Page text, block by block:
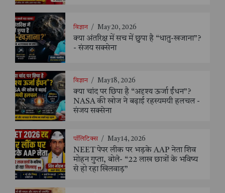
विज्ञान / May 20, 2026
क्या अंतरिक्ष में सच में छुपा है “धातु-खजाना”?
- संजय सक्सेना
विज्ञान / May 18, 2026
क्या चांद पर छिपा है “अदृश्य ऊर्जा ईंधन”?
NASA की खोज ने बढ़ाई रहस्यमयी हलचल -
संजय सक्सेना
पॉलिटिक्स / May 14, 2026
NEET पेपर लीक पर भड़के AAP नेता शिव
मोहन गुप्ता, बोले- “22 लाख छात्रों के भविष्य
से हो रहा खिलवाड़”